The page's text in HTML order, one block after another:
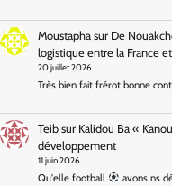
Moustaphasur De
logistique entre la France
20 juillet 2026
Très bien fait frérot bonne
Teibsur Kalidou Ba «
développement
11 juin 2026
Qu'elle football avons ns